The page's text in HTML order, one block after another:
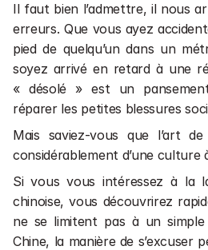
Cours en entreprises 💼
Cours de chinois en direct 📺
Financement
Rechercher une formation
1 séance
1 séance
Il faut bien l’admettre, il nous
erreurs. Que vous ayez
pied de quelqu’un dans un
soyez arrivé en retard à une
« désolé » est un
réparer les petites blessures
Mais saviez-vous que l’art
considérablement d’une culture
Si vous vous intéressez à la
chinoise, vous découvrirez
ne se limitent pas à un simple
Chine, la manière de s’excuser